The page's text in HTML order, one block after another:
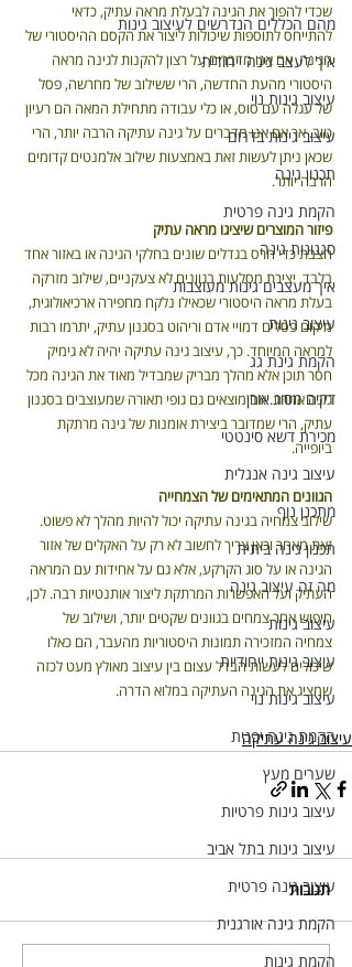
מהם הכללים הנדרשים לעיצוב גינות
איך לעצב גינה ייחודית
עיצוב גינות נוי
עיצוב גינות בדרום
תכנון גינה
הקמת גינה פרטית
סגנונות גינה
איך מעצבים גינות מעוצבות
עיצוב גינות
הקמת גינת גג
דקים מסוג אורן
מכירת דשא סינטטי
עיצוב גינה אנגלית
מתכנן נוף
תכנון גינה ביתית
מה זה עיצוב גינה
עיצוב גינות
עיצוב גינות ייחודיות
עיצוב גינות נוי
הקמת גינה יפנית
שערים מעץ
עיצוב גינות פרטיות
עיצוב גינות בתל אביב
עיצוב גינה פרטית
הקמת גינה אורגנית
הקמת גינות
שכדי להפוך את הגינה לבעלת מראה עתיק, כדאי
להתייחס לתוספות שיכולות ליצור את הקסם ההיסטורי של
הגינה. אם אנו מדברים על רצון להקנות לגינה מראה
היסטורי מהעת החדשה, הרי ששילוב של מחרשה, פסל
של עגלה עם סוס, או כלי עבודה מתחילת המאה הם רעיון
טוב. אך אם אנו מדברים על גינה עתיקה הרבה יותר, הרי
שכאן ניתן לעשות זאת באמצעות שילוב אלמנטים קדומים
הרבה יותר.
פיזור המוצרים שיציגו מראה עתיק
הצבת כדי חרס בגדלים שונים בחלקי הגינה או באזור אחד
בלבד, יצירת מסלעות בגוונים לא צעקניים, שילוב מזרקה
בעלת מראה היסטורי שכאילו נלקח מחפירה ארכיאולוגית,
מיקום פסלים דמויי אדם וריהוט בסגנון עתיק, יתרמו רבות
למראה המיוחד. כך, עיצוב גינה עתיקה יהיה לא גימיק
חסר תוכן אלא מהלך מבריק שמבדיל מאוד את הגינה מכל
גינה אחרת. אם מוצאים גם גופי תאורה שמעוצבים בסגנון
עתיק, הרי שמדובר ביצירת אומנות של גינה מרתקת
ביופייה.
הגוונים המתאימים של הצמחייה
שילוב צמחיה בגינה עתיקה יכול להיות מהלך לא פשוט.
זאת מאחר וכאן צריך לחשוב לא רק על האקלים של אזור
הגינה או על סוג הקרקע, אלא גם על אחידות עם המראה
העתיק ועל האפשרות המרתקת ליצור אותנטיות רבה. לכן,
חיפוש אחר צמחים בגוונים שקטים יותר, ושילוב של
צמחיה המזכירה תמונות היסטוריות מהעבר, הם כאלו
שיכולים לעשות הבדל עצום בין עיצוב מאולץ מעט לכזה
שמציג את הגינה העתיקה במלוא הדרה.
עיצוב גינה עתיקה
תגובות